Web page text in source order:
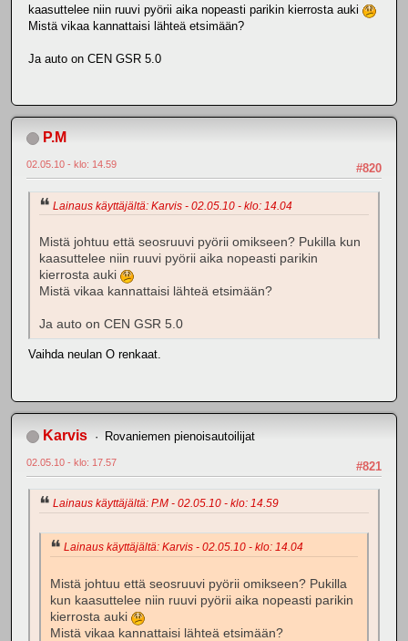
kaasuttelee niin ruuvi pyörii aika nopeasti parikin kierrosta auki
Mistä vikaa kannattaisi lähteä etsimään?
Ja auto on CEN GSR 5.0
P.M
#820
02.05.10 - klo: 14.59
Lainaus käyttäjältä: Karvis - 02.05.10 - klo: 14.04
Mistä johtuu että seosruuvi pyörii omikseen? Pukilla kun
kaasuttelee niin ruuvi pyörii aika nopeasti parikin
kierrosta auki
Mistä vikaa kannattaisi lähteä etsimään?
Ja auto on CEN GSR 5.0
Vaihda neulan O renkaat.
Karvis Rovaniemen pienoisautoilijat
#821
02.05.10 - klo: 17.57
Lainaus käyttäjältä: P.M - 02.05.10 - klo: 14.59
Lainaus käyttäjältä: Karvis - 02.05.10 - klo: 14.04
Mistä johtuu että seosruuvi pyörii omikseen? Pukilla
kun kaasuttelee niin ruuvi pyörii aika nopeasti parikin
kierrosta auki
Mistä vikaa kannattaisi lähteä etsimään?